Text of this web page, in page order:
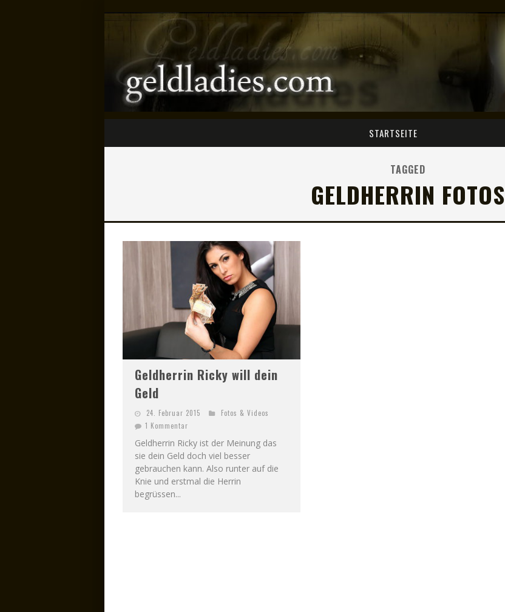
STARTSEITE
TAGGED
GELDHERRIN FOTOS
Geldherrin Ricky will dein
Geld
24. Februar 2015
Fotos & Videos
1 Kommentar
Geldherrin Ricky ist der Meinung das
sie dein Geld doch viel besser
gebrauchen kann. Also runter auf die
Knie und erstmal die Herrin
begrüssen...